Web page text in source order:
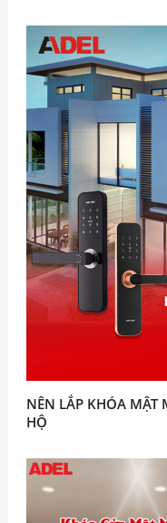
NÊN LẮP KHÓA MẬT
HỘ